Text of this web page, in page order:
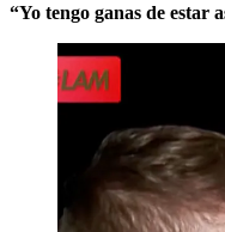
“Yo tengo ganas de estar